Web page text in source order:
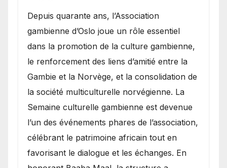
​Depuis quarante ans, l’Association
gambienne d’Oslo joue un rôle essentiel
dans la promotion de la culture gambienne,
le renforcement des liens d’amitié entre la
Gambie et la Norvège, et la consolidation de
la société multiculturelle norvégienne. La
Semaine culturelle gambienne est devenue
l’un des événements phares de l’association,
célébrant le patrimoine africain tout en
favorisant le dialogue et les échanges. En